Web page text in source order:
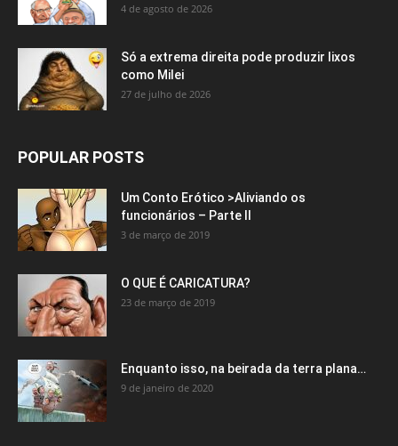
4 de agosto de 2026
Só a extrema direita pode produzir lixos
como Milei
27 de julho de 2026
POPULAR POSTS
Um Conto Erótico >Aliviando os
funcionários – Parte II
3 de março de 2019
O QUE É CARICATURA?
23 de março de 2019
Enquanto isso, na beirada da terra plana…
9 de janeiro de 2020